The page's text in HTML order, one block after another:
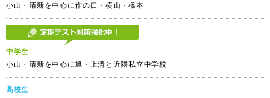
小山・清新を中心に作の口・横山・橋本
中学生
小山・清新を中心に旭・上溝と近隣私立中学校
高校生